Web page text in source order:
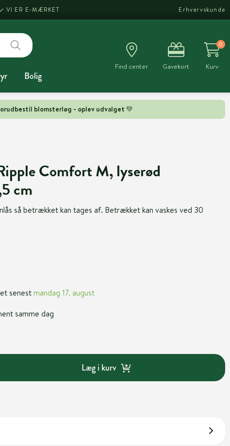
blomsterløg - oplev udvalget 💚
VI ER E-MÆRKET Erhvervskunde
Bolig
Find center Gavekort
0
Kurv
Comfort M, lyserød
cm
så betrækket kan tages af. Betrækket kan vaskes ved 30
senestmandag 17. august
samme dag
Læg i kurv